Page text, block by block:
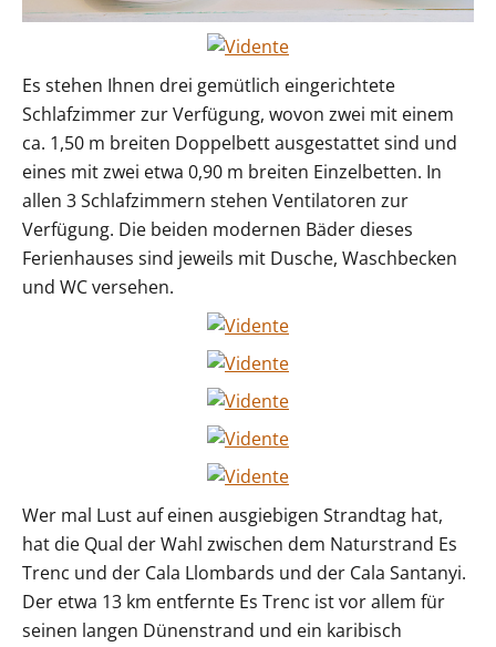
Es stehen Ihnen drei gemütlich eingerichtete
Schlafzimmer zur Verfügung, wovon zwei mit einem
ca. 1,50 m breiten Doppelbett ausgestattet sind und
eines mit zwei etwa 0,90 m breiten Einzelbetten. In
allen 3 Schlafzimmern stehen Ventilatoren zur
Verfügung. Die beiden modernen Bäder dieses
Ferienhauses sind jeweils mit Dusche, Waschbecken
und WC versehen.
Wer mal Lust auf einen ausgiebigen Strandtag hat,
hat die Qual der Wahl zwischen dem Naturstrand Es
Trenc und der Cala Llombards und der Cala Santanyi.
Der etwa 13 km entfernte Es Trenc ist vor allem für
seinen langen Dünenstrand und ein karibisch